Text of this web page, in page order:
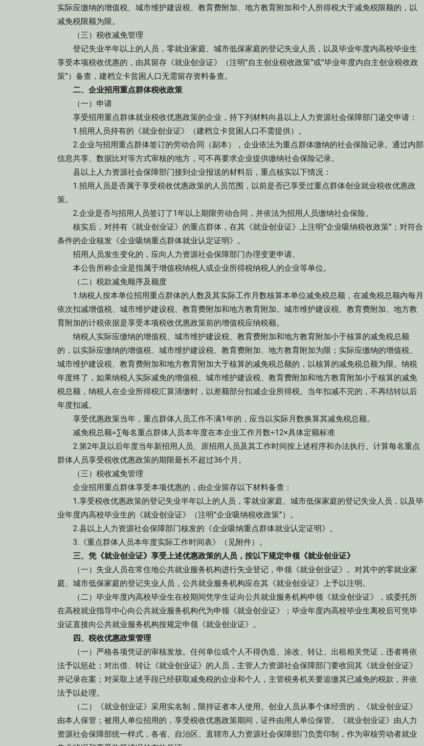
实际应缴纳的增值税、城市维护建设税、教育费附加、地方教育附加和个人所得税大于减免税限额的，以
减免税限额为限。
（三）税收减免管理
登记失业半年以上的人员，零就业家庭、城市低保家庭的登记失业人员，以及毕业年度内高校毕业生
享受本项税收优惠的，由其留存《就业创业证》（注明“自主创业税收政策”或“毕业年度内自主创业税收政
策”）备查，建档立卡贫困人口无需留存资料备查。
二、企业招用重点群体税收政策
（一）申请
享受招用重点群体就业税收优惠政策的企业，持下列材料向县以上人力资源社会保障部门递交申请：
1.招用人员持有的《就业创业证》（建档立卡贫困人口不需提供）。
2.企业与招用重点群体签订的劳动合同（副本），企业依法为重点群体缴纳的社会保险记录。通过内部
信息共享、数据比对等方式审核的地方，可不再要求企业提供缴纳社会保险记录。
县以上人力资源社会保障部门接到企业报送的材料后，重点核实以下情况：
1.招用人员是否属于享受税收优惠政策的人员范围，以前是否已享受过重点群体创业就业税收优惠政
策。
2.企业是否与招用人员签订了1年以上期限劳动合同，并依法为招用人员缴纳社会保险。
核实后，对持有《就业创业证》的重点群体，在其《就业创业证》上注明“企业吸纳税收政策”；对符合
条件的企业核发《企业吸纳重点群体就业认定证明》。
招用人员发生变化的，应向人力资源社会保障部门办理变更申请。
本公告所称企业是指属于增值税纳税人或企业所得税纳税人的企业等单位。
（二）税款减免顺序及额度
1.纳税人按本单位招用重点群体的人数及其实际工作月数核算本单位减免税总额，在减免税总额内每月
依次扣减增值税、城市维护建设税、教育费附加和地方教育附加。城市维护建设税、教育费附加、地方教
育附加的计税依据是享受本项税收优惠政策前的增值税应纳税额。
纳税人实际应缴纳的增值税、城市维护建设税、教育费附加和地方教育附加小于核算的减免税总额
的，以实际应缴纳的增值税、城市维护建设税、教育费附加、地方教育附加为限；实际应缴纳的增值税、
城市维护建设税、教育费附加和地方教育附加大于核算的减免税总额的，以核算的减免税总额为限。纳税
年度终了，如果纳税人实际减免的增值税、城市维护建设税、教育费附加和地方教育附加小于核算的减免
税总额，纳税人在企业所得税汇算清缴时，以差额部分扣减企业所得税。当年扣减不完的，不再结转以后
年度扣减。
享受优惠政策当年，重点群体人员工作不满1年的，应当以实际月数换算其减免税总额。
减免税总额=∑每名重点群体人员本年度在本企业工作月数÷12×具体定额标准
2.第2年及以后年度当年新招用人员、原招用人员及其工作时间按上述程序和办法执行。计算每名重点
群体人员享受税收优惠政策的期限最长不超过36个月。
（三）税收减免管理
企业招用重点群体享受本项优惠的，由企业留存以下材料备查：
1.享受税收优惠政策的登记失业半年以上的人员，零就业家庭、城市低保家庭的登记失业人员，以及毕
业年度内高校毕业生的《就业创业证》（注明“企业吸纳税收政策”）。
2.县以上人力资源社会保障部门核发的《企业吸纳重点群体就业认定证明》。
3.《重点群体人员本年度实际工作时间表》（见附件）。
三、凭《就业创业证》享受上述优惠政策的人员，按以下规定申领《就业创业证》
（一）失业人员在常住地公共就业服务机构进行失业登记，申领《就业创业证》。对其中的零就业家
庭、城市低保家庭的登记失业人员，公共就业服务机构应在其《就业创业证》上予以注明。
（二）毕业年度内高校毕业生在校期间凭学生证向公共就业服务机构申领《就业创业证》，或委托所
在高校就业指导中心向公共就业服务机构代为申领《就业创业证》；毕业年度内高校毕业生离校后可凭毕
业证直接向公共就业服务机构按规定申领《就业创业证》。
四、税收优惠政策管理
（一）严格各项凭证的审核发放。任何单位或个人不得伪造、涂改、转让、出租相关凭证，违者将依
法予以惩处；对出借、转让《就业创业证》的人员，主管人力资源社会保障部门要收回其《就业创业证》
并记录在案；对采取上述手段已经获取减免税的企业和个人，主管税务机关要追缴其已减免的税款，并依
法予以处理。
（二）《就业创业证》采用实名制，限持证者本人使用。创业人员从事个体经营的，《就业创业证》
由本人保管；被用人单位招用的，享受税收优惠政策期间，证件由用人单位保管。《就业创业证》由人力
资源社会保障部统一样式，各省、自治区、直辖市人力资源社会保障部门负责印制，作为审核劳动者就业